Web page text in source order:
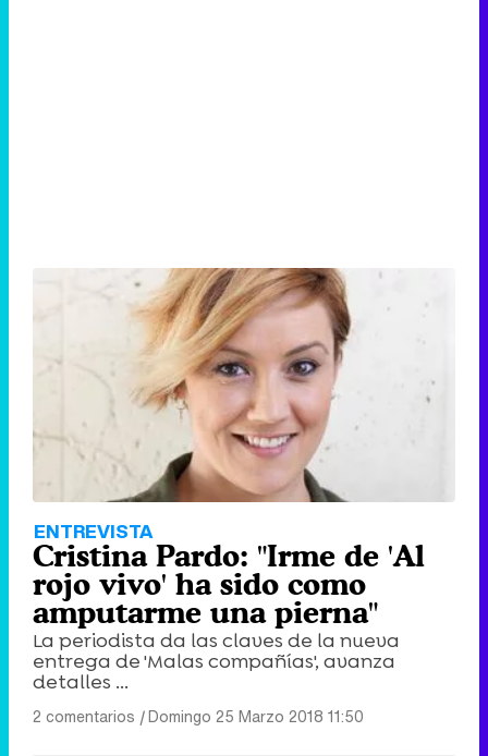
ENTREVISTA
Cristina Pardo: "Irme de 'Al
rojo vivo' ha sido como
amputarme una pierna"
La periodista da las claves de la nueva
entrega de 'Malas compañías', avanza
detalles ...
2 comentarios |Domingo 25 Marzo 2018 11:50